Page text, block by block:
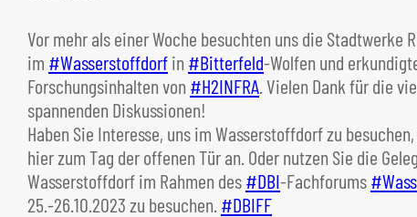
Vor mehr als einer Woche besuchten uns die Stadtwerke
im #Wasserstoffdorfin #Bitterfeld-Wolfen und
Forschungsinhalten von #H2INFRA . Vielen Dank für die
spannenden Diskussionen!
Haben Sie Interesse, uns im Wasserstoffdorf zu
hier zum Tag der offenen Tür an. Oder nutzen Sie die
Wasserstoffdorf im Rahmen des#DBI-Fachforums
25.-26.10.2023 zu besuchen. #DBIFF